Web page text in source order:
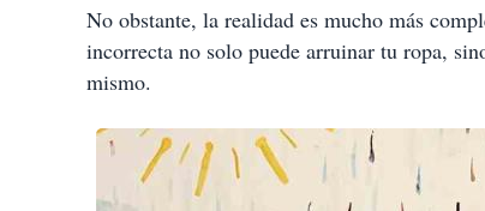
No obstante, la realidad es mucho más
incorrecta no solo puede arruinar tu ropa,
mismo.